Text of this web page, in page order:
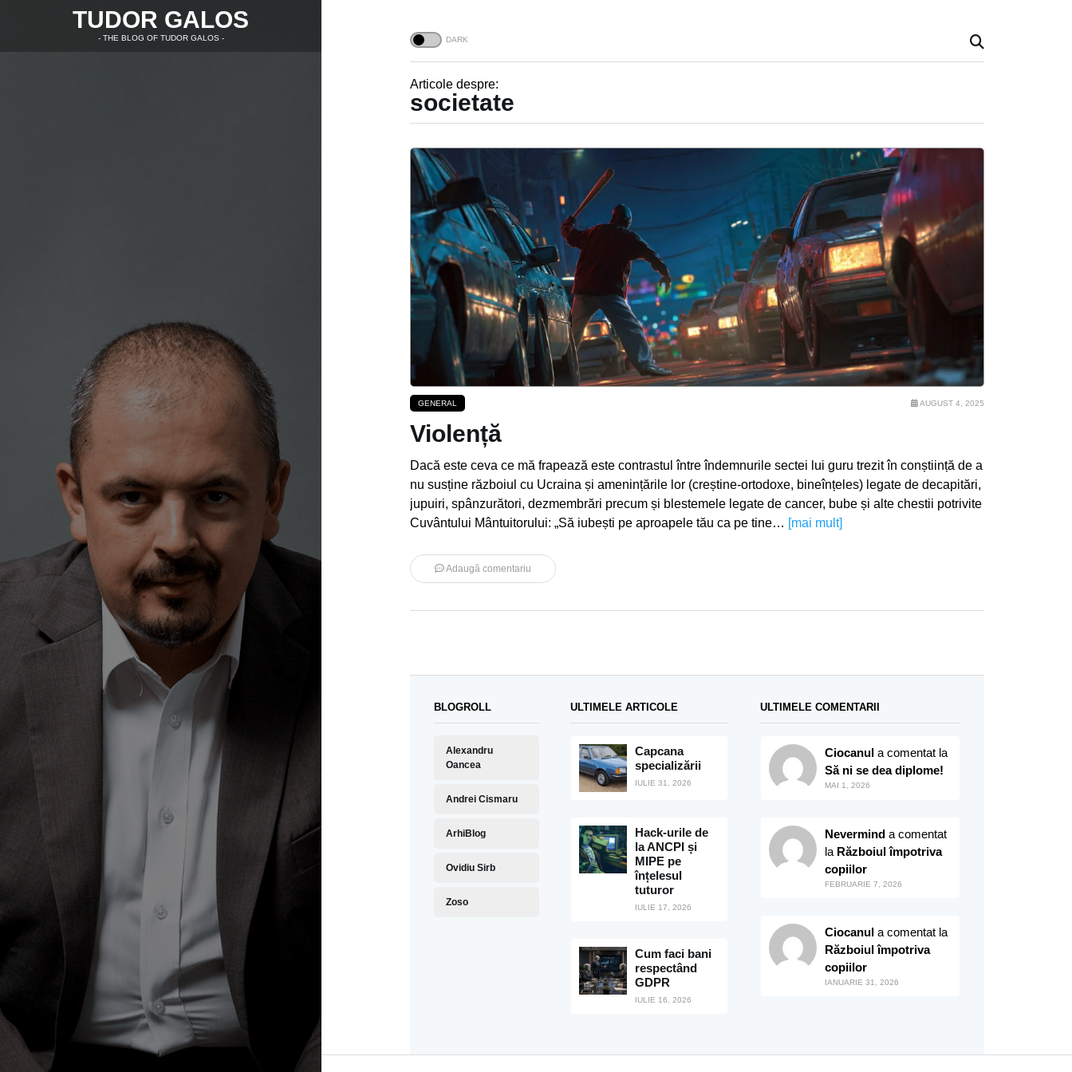
TUDOR GALOS
- THE BLOG OF TUDOR GALOS -
Articole despre:
societate
GENERAL AUGUST 4, 2025
Violență
Dacă este ceva ce mă frapează este contrastul între îndemnurile sectei lui guru trezit în conștiință de a
nu susține războiul cu Ucraina și amenințările lor (creștine-ortodoxe, bineînțeles) legate de decapitări,
jupuiri, spânzurători, dezmembrări precum și blestemele legate de cancer, bube și alte chestii potrivite
Cuvântului Mântuitorului: „Să iubești pe aproapele tău ca pe tine… [mai mult]
Adaugă comentariu
BLOGROLL
Alexandru
Oancea
Andrei Cismaru
ArhiBlog
Ovidiu Sirb
Zoso
ULTIMELE ARTICOLE
Capcana
specializării
IULIE 31, 2026
Hack-urile de
la ANCPI și
MIPE pe
înțelesul
tuturor
IULIE 17, 2026
Cum faci bani
respectând
GDPR
IULIE 16, 2026
ULTIMELE COMENTARII
Ciocanula comentat la
Să ni se dea diplome!
MAI 1, 2026
Neverminda comentat
la Războiul împotriva
copiilor
FEBRUARIE 7, 2026
Ciocanula comentat la
Războiul împotriva
copiilor
IANUARIE 31, 2026